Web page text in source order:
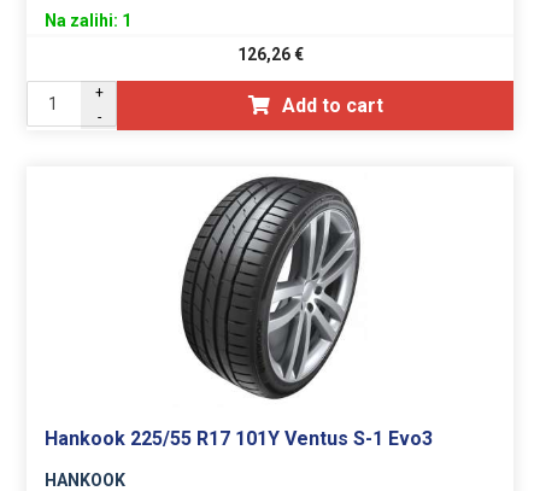
Na zalihi: 1
126,26€
+
-
Add to cart
Hankook 225/55 R17 101Y Ventus S-1 Evo3
HANKOOK